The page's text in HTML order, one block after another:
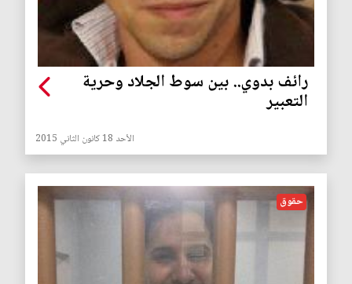
رائف بدوي.. بين سوط الجلاد وحرية
التعبير
الأحد 18 كانون الثاني 2015
حقوق